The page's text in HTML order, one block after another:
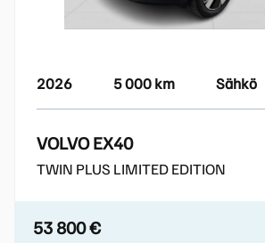
2026 5 000 km Sähkö
VOLVO EX40
TWIN PLUS LIMITED EDITION
53 800 €